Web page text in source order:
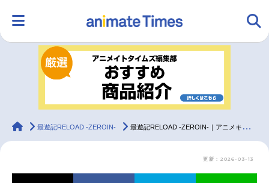
ランキング アニメ
ラジオ
animateTimes
最遊記RELOAD -ZEROIN- 最遊記RELOAD -ZEROIN-｜アニメキャスト・キャラクター・登場人物・動画配信情報・2022冬アニメ最新情報一覧
更新：2026-03-13